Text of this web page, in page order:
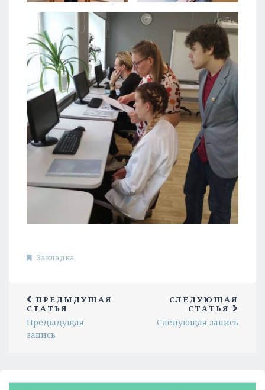
Закладка
ПРЕДЫДУЩАЯ
СТАТЬЯ
Предыдущая
запись
СЛЕДУЮЩАЯ
СТАТЬЯ
Следующая запись